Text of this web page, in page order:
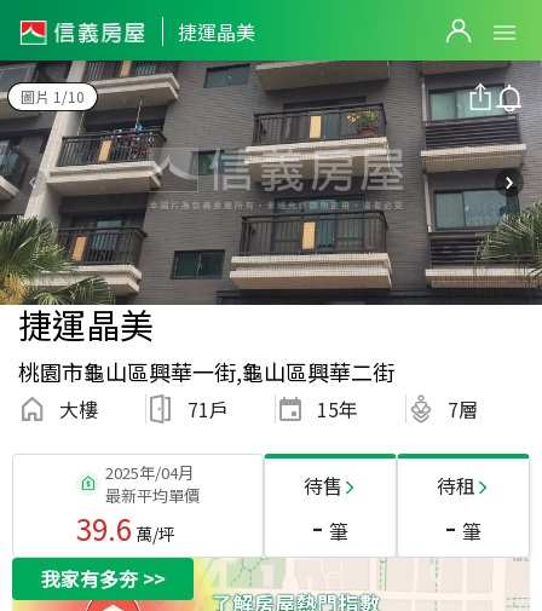
捷運晶美
圖片 1/10
捷運晶美
桃園市龜山區興華一街,龜山區興華二街
大樓 71戶 15年 7層
2025年/04月
最新平均單價
39.6 萬/坪
待售
- 筆
待租
- 筆
我家有多夯>>